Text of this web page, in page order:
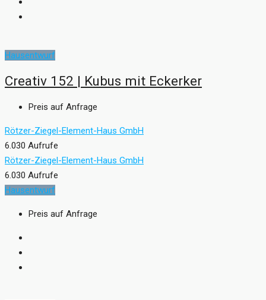
Hausentwurf
Creativ 152 | Kubus mit Eckerker
Preis auf Anfrage
Rötzer-Ziegel-Element-Haus GmbH
6.030 Aufrufe
Rötzer-Ziegel-Element-Haus GmbH
6.030 Aufrufe
Hausentwurf
Preis auf Anfrage